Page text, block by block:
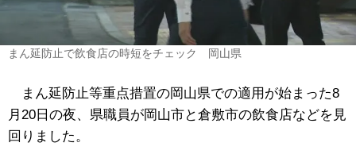
まん延防止で飲食店の時短をチェック 岡山県
まん延防止等重点措置の岡山県での適用が始まった8
月20日の夜、県職員が岡山市と倉敷市の飲食店などを見
回りました。